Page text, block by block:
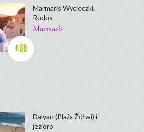
€60
Marmaris Wycieczki,
Rodos
Marmaris
Dalyan (Plaża Żółwi) i
jezioro